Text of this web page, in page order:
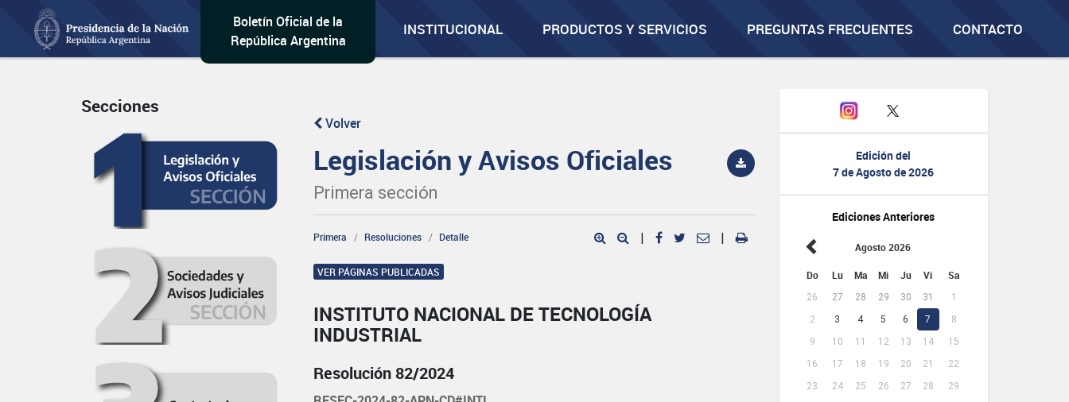
Boletín Oficial de la
República Argentina
INSTITUCIONAL PRODUCTOS Y SERVICIOS PREGUNTAS FRECUENTES CONTACTO
Edición del
7 de Agosto de 2026
Ediciones Anteriores
Agosto 2026
Do Lu Ma Mi Ju Vi Sa
26 27 28 29 30 31
1
2
3 4 5 6 7
8
9
10 11 12 13 14
15
16
17 18 19 20 21
22
23
24 25 26 27 28
29
Secciones
Volver
Legislación y Avisos Oficiales
Primera sección
Primera Resoluciones Detalle | |
VER PÁGINAS PUBLICADAS
INSTITUTO NACIONAL DE TECNOLOGÍA
INDUSTRIAL
Resolución 82/2024